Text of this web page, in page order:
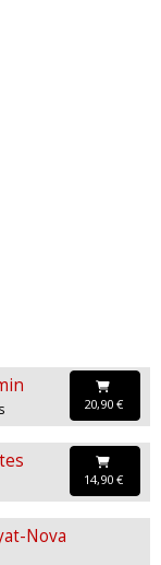
20,90 €
14,90 €
Nova